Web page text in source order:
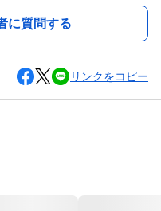
に質問する
リンクをコピー